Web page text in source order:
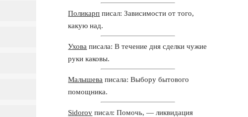
Поликарп писал: Зависимости от того,
какую над.
Ухова писала: В течение дня сделки чужие
руки каковы.
Малышева писала: Выбору бытового
помощника.
Sidorov писал: Помочь, — ликвидация